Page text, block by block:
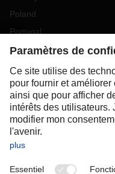
Poland
Portugal
Romania
Slovakia
Spain
Sweden
Switzerland(DE FR)
Turkey
OCEANIA